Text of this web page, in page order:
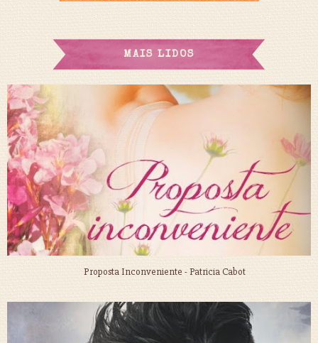
MAIS LIDOS
Proposta Inconveniente - Patricia Cabot